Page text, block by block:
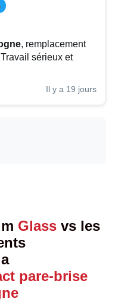
, remplacement
sérieux et
Il y a 19 jours
Glass vs les
pare-brise